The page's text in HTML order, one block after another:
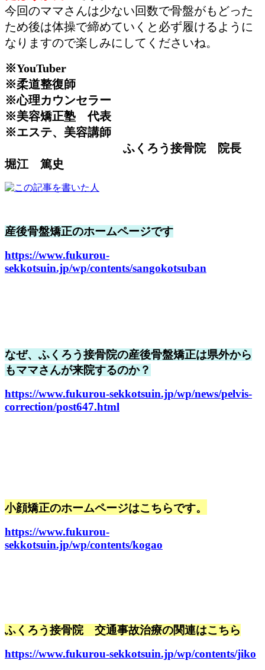
今回のママさんは少ない回数で骨盤がもどった
ため後は体操で締めていくと必ず履けるように
なりますので楽しみにしてくださいね。
※YouTuber
※柔道整復師
※心理カウンセラー
※美容矯正塾 代表
※エステ、美容講師
ふくろう接骨院 院長
堀江 篤史
産後骨盤矯正のホームページです
https://www.fukurou-
sekkotsuin.jp/wp/contents/sangokotsuban
なぜ、ふくろう接骨院の産後骨盤矯正は県外から
もママさんが来院するのか？
https://www.fukurou-sekkotsuin.jp/wp/news/pelvis-
correction/post647.html
小顔矯正のホームページはこちらです。
https://www.fukurou-
sekkotsuin.jp/wp/contents/kogao
ふくろう接骨院 交通事故治療の関連はこちら
https://www.fukurou-sekkotsuin.jp/wp/contents/jiko